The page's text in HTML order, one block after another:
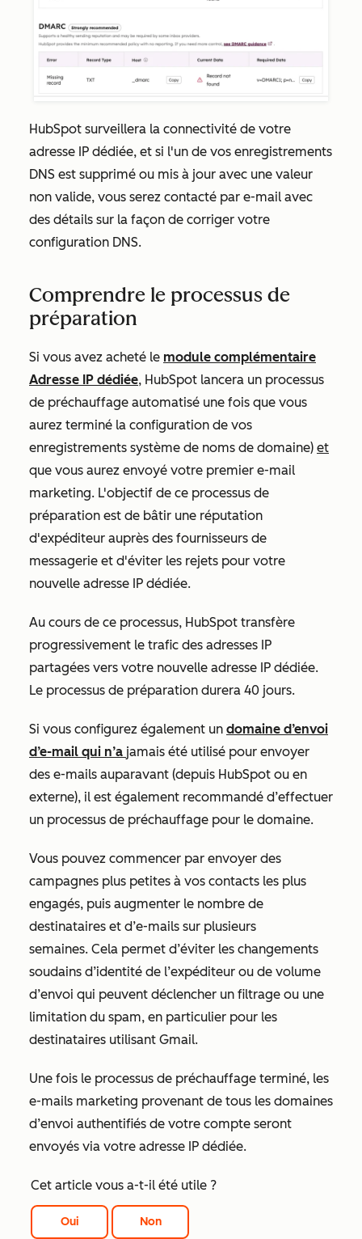
HubSpot surveillera la connectivité de votre
adresse IP dédiée, et si l'un de vos enregistrements
DNS est supprimé ou mis à jour avec une valeur
non valide, vous serez contacté par e-mail avec
des détails sur la façon de corriger votre
configuration DNS.
Comprendre le processus de
préparation
Si vous avez acheté le module complémentaire
Adresse IP dédiée, HubSpot lancera un processus
de préchauffage automatisé une fois que vous
aurez terminé la configuration de vos
enregistrements système de noms de domaine) et
que vous aurez envoyé votre premier e-mail
marketing. L'objectif de ce processus de
préparation est de bâtir une réputation
d'expéditeur auprès des fournisseurs de
messagerie et d'éviter les rejets pour votre
nouvelle adresse IP dédiée.
Au cours de ce processus, HubSpot transfère
progressivement le trafic des adresses IP
partagées vers votre nouvelle adresse IP dédiée.
Le processus de préparation durera 40 jours.
Si vous configurez également un domaine d’envoi
d’e-mail qui n’a jamais été utilisé pour envoyer
des e-mails auparavant (depuis HubSpot ou en
externe), il est également recommandé d’effectuer
un processus de préchauffage pour le domaine.
Vous pouvez commencer par envoyer des
campagnes plus petites à vos contacts les plus
engagés, puis augmenter le nombre de
destinataires et d’e-mails sur plusieurs
semaines. Cela permet d’éviter les changements
soudains d’identité de l’expéditeur ou de volume
d’envoi qui peuvent déclencher un filtrage ou une
limitation du spam, en particulier pour les
destinataires utilisant Gmail.
Une fois le processus de préchauffage terminé, les
e-mails marketing provenant de tous les domaines
d’envoi authentifiés de votre compte seront
envoyés via votre adresse IP dédiée.
Cet article vous a-t-il été utile ?
Oui Non